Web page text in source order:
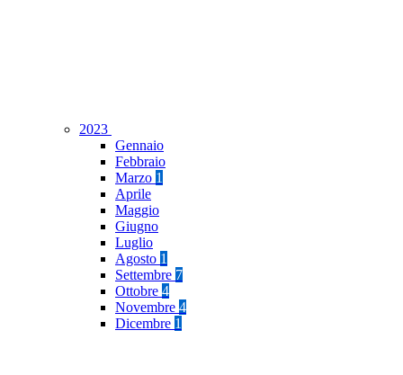
2023
Gennaio
Febbraio
Marzo 1
Aprile
Maggio
Giugno
Luglio
Agosto 1
Settembre 7
Ottobre 4
Novembre 4
Dicembre 1